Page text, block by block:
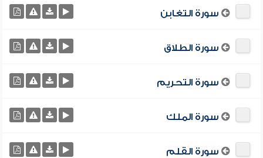
سورة التغابن
سورة الطلاق
سورة التحريم
سورة الملك
سورة القلم